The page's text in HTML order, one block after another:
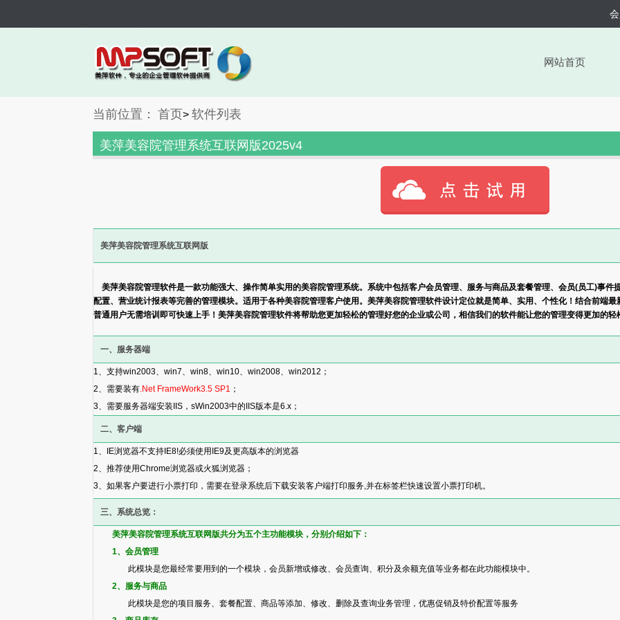
网站首页
当前位置： 首页>软件列表
美萍美容院管理系统互联网版2025v4
美萍美容院管理系统互联网版
美萍美容院管理软件是一款功能强大、操作简单实用的美容院管理系统。系统中包括客户会员管理、服务与商品及套餐管理、会员(员工)事件
配置、营业统计报表等完善的管理模块。适用于各种美容院管理客户使用。美萍美容院管理软件设计定位就是简单、实用、个性化！结合前端
普通用户无需培训即可快速上手！美萍美容院管理软件将帮助您更加轻松的管理好您的企业或公司，相信我们的软件能让您的管理变得更加的轻
一、服务器端
1、支持win2003、win7、win8、win10、win2008、win2012；
2、需要装有.Net FrameWork3.5 SP1 ；
3、需要服务器端安装IIS，sWin2003中的IIS版本是6.x；
二、客户端
1、IE浏览器不支持IE8!必须使用IE9及更高版本的浏览器
2、推荐使用Chrome浏览器或火狐浏览器；
3、如果客户要进行小票打印，需要在登录系统后下载安装客户端打印服务,并在标签栏快速设置小票打印机。
三、系统总览：
美萍美容院管理系统互联网版共分为五个主功能模块，分别介绍如下：
1、会员管理
此模块是您最经常要用到的一个模块，会员新增或修改、会员查询、积分及余额充值等业务都在此功能模块中。
2、服务与商品
此模块是您的项目服务、套餐配置、商品等添加、修改、删除及查询业务管理，优惠促销及特价配置等服务